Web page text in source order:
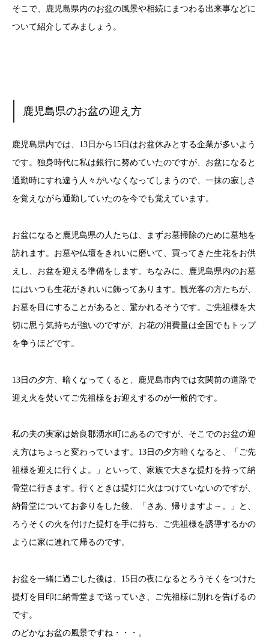
そこで、鹿児島県内のお盆の風景や相続にまつわる出来事などに
ついて紹介してみましょう。
鹿児島県のお盆の迎え方
鹿児島県内では、13日から15日はお盆休みとする企業が多いよう
です。独身時代に私は銀行に努めていたのですが、お盆になると
通勤時にすれ違う人々がいなくなってしまうので、一抹の寂しさ
を覚えながら通勤していたのを今でも覚えています。
お盆になると鹿児島県の人たちは、まずお墓掃除のために墓地を
訪れます。お墓や仏壇をきれいに磨いて、買ってきた生花をお供
えし、お盆を迎える準備をします。ちなみに、鹿児島県内のお墓
にはいつも生花がきれいに飾ってあります。観光客の方たちが、
お墓を目にすることがあると、驚かれるそうです。ご先祖様を大
切に思う気持ちが強いのですが、お花の消費量は全国でもトップ
を争うほどです。
13日の夕方、暗くなってくると、鹿児島市内では玄関前の道路で
迎え火を焚いてご先祖様をお迎えするのが一般的です。
私の夫の実家は姶良郡湧水町にあるのですが、そこでのお盆の迎
え方はちょっと変わっています。13日の夕方暗くなると、「ご先
祖様を迎えに行くよ。」といって、家族で大きな提灯を持って納
骨堂に行きます。行くときは提灯に火はつけていないのですが、
納骨堂についてお参りをした後、「さあ、帰りますよ～。」と、
ろうそくの火を付けた提灯を手に持ち、ご先祖様を誘導するかの
ように家に連れて帰るのです。
お盆を一緒に過ごした後は、15日の夜になるとろうそくをつけた
提灯を目印に納骨堂まで送っていき、ご先祖様に別れを告げるの
です。
のどかなお盆の風景ですね・・・。